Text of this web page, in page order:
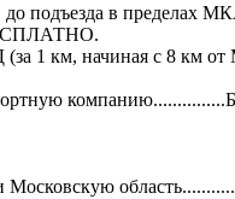
до подъезда в пределах
1 км, начиная с 8 км
Московскую